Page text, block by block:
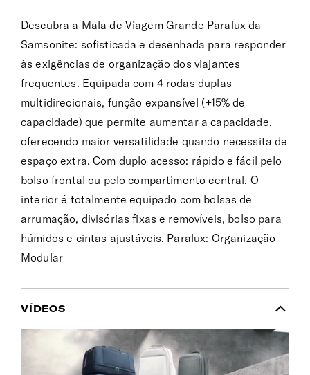
Descubra a Mala de Viagem Grande Paralux da
Samsonite: sofisticada e desenhada para responder
às exigências de organização dos viajantes
frequentes. Equipada com 4 rodas duplas
multidirecionais, função expansível (+15% de
capacidade) que permite aumentar a capacidade,
oferecendo maior versatilidade quando necessita de
espaço extra. Com duplo acesso: rápido e fácil pelo
bolso frontal ou pelo compartimento central. O
interior é totalmente equipado com bolsas de
arrumação, divisórias fixas e removíveis, bolso para
húmidos e cintas ajustáveis. Paralux: Organização
Modular
VÍDEOS